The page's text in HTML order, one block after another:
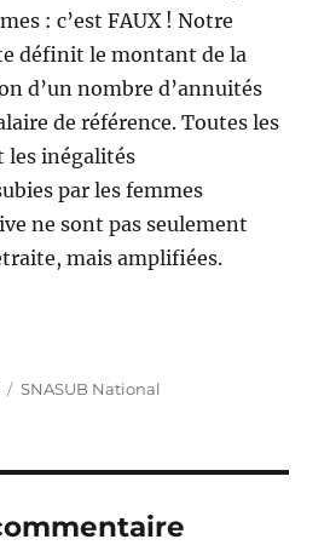
: c’est FAUX ! Notre
définit le montant de la
d’un nombre d’annuités
de référence. Toutes les
les inégalités
par les femmes
ne sont pas seulement
mais amplifiées.
Catégories
SNASUB National